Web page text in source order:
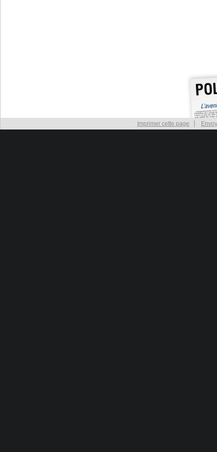
Imprimer cette page